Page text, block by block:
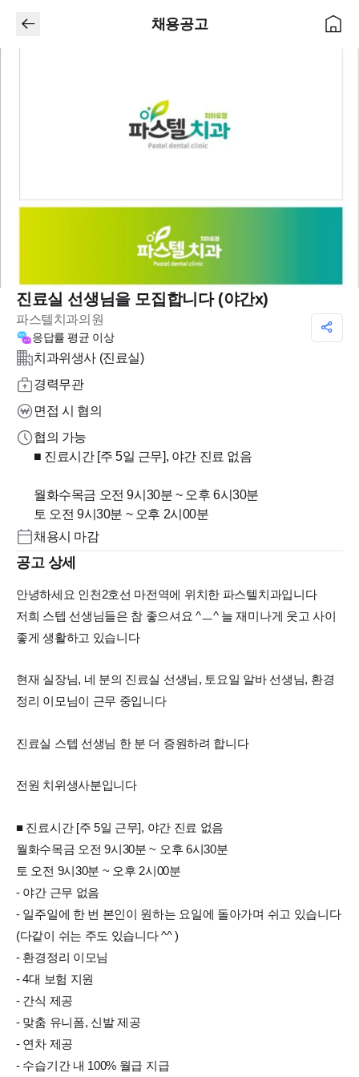
채용공고
진료실 선생님을 모집합니다 (야간x)
파스텔치과의원
응답률평균 이상
치과위생사 (진료실)
경력무관
면접 시 협의
협의 가능
■ 진료시간 [주 5일 근무], 야간 진료 없음
월화수목금 오전 9시30분 ~ 오후 6시30분
토 오전 9시30분 ~ 오후 2시00분
채용시 마감
공고 상세
안녕하세요 인천2호선 마전역에 위치한 파스텔치과입니다
저희 스텝 선생님들은 참 좋으셔요 ^ㅡ^ 늘 재미나게 웃고 사이
좋게 생활하고 있습니다
현재 실장님, 네 분의 진료실 선생님, 토요일 알바 선생님, 환경
정리 이모님이 근무 중입니다
진료실 스텝 선생님 한 분 더 증원하려 합니다
전원 치위생사분입니다
■ 진료시간 [주 5일 근무], 야간 진료 없음
월화수목금 오전 9시30분 ~ 오후 6시30분
토 오전 9시30분 ~ 오후 2시00분
- 야간 근무 없음
- 일주일에 한 번 본인이 원하는 요일에 돌아가며 쉬고 있습니다
(다같이 쉬는 주도 있습니다 ^^ )
- 환경정리 이모님
- 4대 보험 지원
- 간식 제공
- 맞춤 유니폼, 신발 제공
- 연차 제공
- 수습기간 내 100% 월급 지급